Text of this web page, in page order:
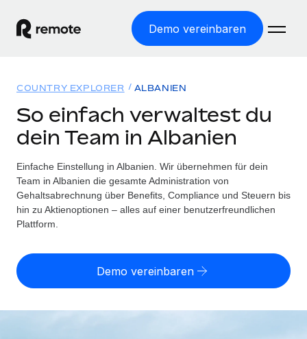
Demo vereinbaren
WELTWEITE BESCHÄFTIGUNG
Globale Payroll
Einfache, rechtssicher Payroll
Employer of Record
Weltweites Wachstum ohne Kosten für Niederlassungen
Contractor of Record
Rechtssichere, weltweite Arbeit mit Freelancer:innen
Globales Onboarding und Verwalten von
Lösungen
WELTWEITE ABDECKUNG
Country Explorer
Länderspezifische Unterstützung bei der Einstellung
Einfache Einstellung in allen US-Bundesstaaten
Ressourcen
TOOLS UND RECHNER
Scheinselbstständigkeitsrisiko berechnen
Personalkostenrechner
Preise
COUNTRY EXPLORER ALBANIEN
So einfach verwaltest du
dein Team in Albanien
Einfache Einstellung in Albanien. Wir übernehmen für dein
Team in Albanien die gesamte Administration von
Gehaltsabrechnung über Benefits, Compliance und Steuern bis
hin zu Aktienoptionen – alles auf einer benutzerfreundlichen
Plattform.
Demo vereinbaren